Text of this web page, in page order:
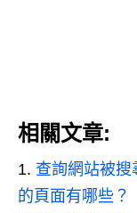
相關文章:
查詢網站被搜
的頁面有哪些？